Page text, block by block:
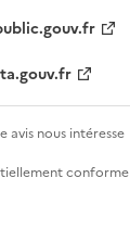
avis nous intéresse
conforme